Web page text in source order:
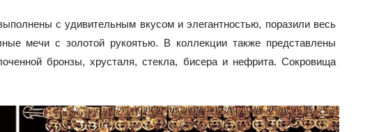
с удивительным вкусом и элегантностью, поразили весь
мечи с золотой рукоятью. В коллекции также представлены
бронзы, хрусталя, стекла, бисера и нефрита. Сокровища